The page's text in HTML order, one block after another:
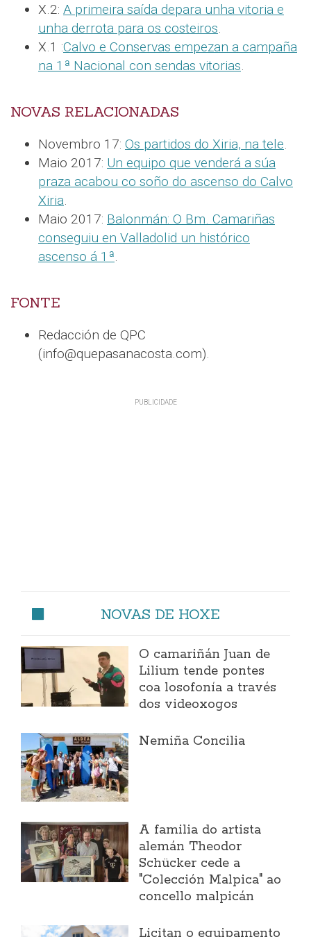
X.2: A primeira saída depara unha vitoria e
unha derrota para os costeiros.
X.1 :Calvo e Conservas empezan a campaña
na 1ª Nacional con sendas vitorias.
NOVAS RELACIONADAS
Novembro 17: Os partidos do Xiria, na tele.
Maio 2017: Un equipo que venderá a súa
praza acabou co soño do ascenso do Calvo
Xiria.
Maio 2017: Balonmán: O Bm. Camariñas
conseguiu en Valladolid un histórico
ascenso á 1ª.
FONTE
Redacción de QPC
(info@quepasanacosta.com).
NOVAS DE HOXE
O camariñán Juan de
Lilium tende pontes
coa losofonía a través
dos videoxogos
Nemiña Concilia
A familia do artista
alemán Theodor
Schücker cede a
"Colección Malpica" ao
concello malpicán
Licitan o equipamento